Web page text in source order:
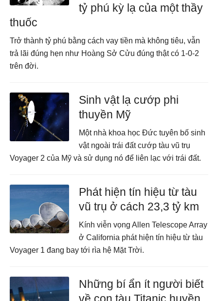
tỷ phú kỳ lạ của một thầy
thuốc
Trở thành tỷ phú bằng cách vay tiền mà không tiêu, vẫn
trả lãi đúng hẹn như Hoàng Sở Cửu đúng thật có 1-0-2
trên đời.
Sinh vật lạ cướp phi
thuyền Mỹ
Một nhà khoa học Đức tuyên bố sinh
vật ngoài trái đất cướp tàu vũ trụ
Voyager 2 của Mỹ và sử dụng nó để liên lạc với trái đất.
Phát hiện tín hiệu từ tàu
vũ trụ ở cách 23,3 tỷ km
Kính viễn vọng Allen Telescope Array
ở California phát hiện tín hiệu từ tàu
Voyager 1 đang bay tới rìa hệ Mặt Trời.
Những bí ẩn ít người biết